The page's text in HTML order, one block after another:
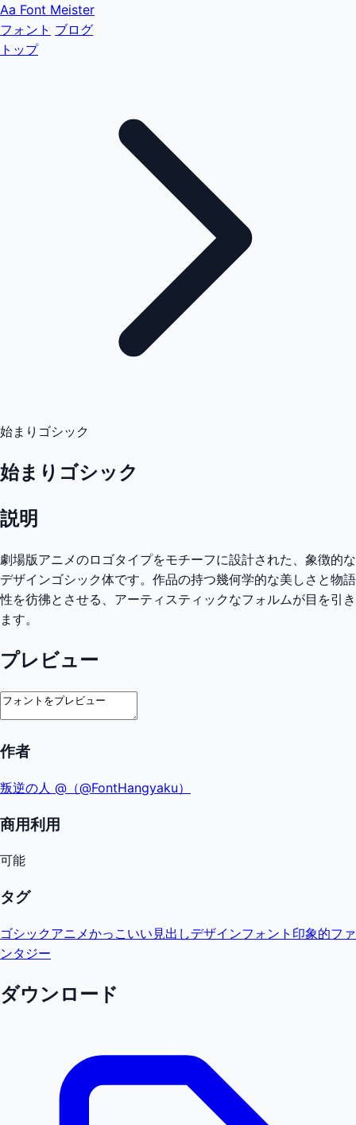
Aa Font Meister
フォント ブログ
トップ
始まりゴシック
始まりゴシック
説明
劇場版アニメのロゴタイプをモチーフに設計された、象徴的な
デザインゴシック体です。作品の持つ幾何学的な美しさと物語
性を彷彿とさせる、アーティスティックなフォルムが目を引き
ます。
プレビュー
作者
叛逆の人 @（@FontHangyaku）
商用利用
可能
タグ
ゴシックアニメかっこいい 見出しデザインフォント 印象的ファ
ンタジー
ダウンロード